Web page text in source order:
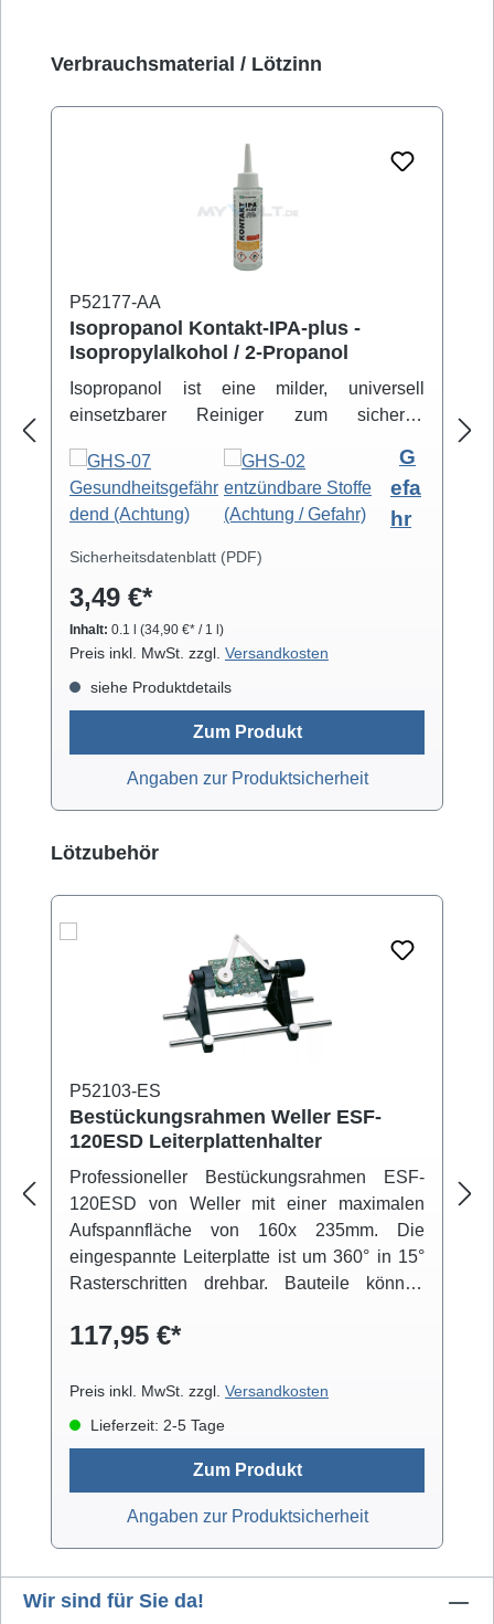
Produktgalerie überspringen
Verbrauchsmaterial / Lötzinn
P52177-AA
Isopropanol Kontakt-IPA-plus -
Isopropylalkohol / 2-Propanol
Isopropanol ist eine milder, universell
einsetzbarer Reiniger zum sicheren
Hochreiner Isopropanol-Alkohol ( 99,8% )
eignet sich zur professionellen Säuberung
von z.B. Video- und Tonköpfen,
Laufwerkteilen, Gummirollen und optischen
arbeitet rückstandsfrei.
G
efa
hr
Sicherheitsdatenblatt (PDF)
3,49 €*
Inhalt: 0.1 l (34,90 €* / 1 l)
Preis inkl. MwSt. zzgl. Versandkosten
siehe Produktdetails
Zum Produkt
Angaben zur Produktsicherheit
Produktgalerie überspringen
Lötzubehör
P52103-ES
Bestückungsrahmen Weller ESF-
120ESD Leiterplattenhalter
Professioneller Bestückungsrahmen ESF-
120ESD von Weller mit einer maximalen
Aufspannfläche von 160x 235mm. Die
eingespannte Leiterplatte ist um 360° in 15°
Rasterschritten drehbar. Bauteile können
Der niedrige Schwerpunkt der Konstruktion
einen rutschfesten Stand.
117,95 €*
Preis inkl. MwSt. zzgl. Versandkosten
Lieferzeit: 2-5 Tage
Zum Produkt
Angaben zur Produktsicherheit
Wir sind für Sie da!